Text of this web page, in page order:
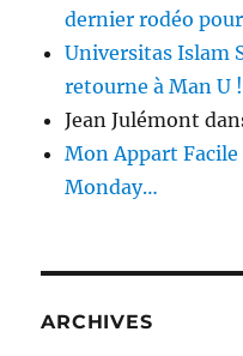
dernier rodéo
Universitas Islam
retourne à Man U !
Jean Julémont
Mon Appart Facile
Monday…
ARCHIVES